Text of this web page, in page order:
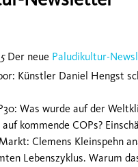
Der neue Paludikultur-
Künstler Daniel Hengst
Was wurde auf der
kommende COPs?
Clemens Kleinspehn
Lebenszyklus. Warum